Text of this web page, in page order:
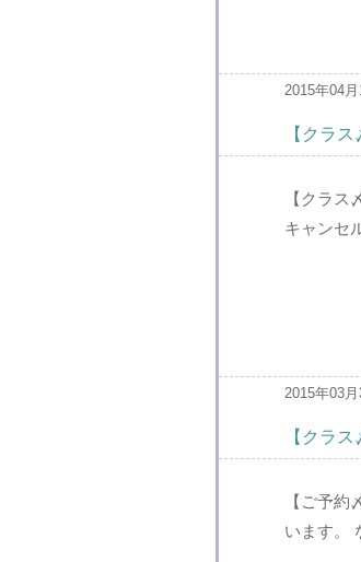
2015年04月
【クラ
【クラ
キャンセ
2015年03月
【クラ
【ご予
います。